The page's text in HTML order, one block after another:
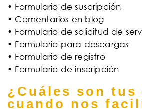
• Formulario de suscripción
• Comentarios en blog
• Formulario de solicitud de
• Formulario para descargas
• Formulario de registro
• Formulario de inscripción
¿Cuáles son tus
cuando nos